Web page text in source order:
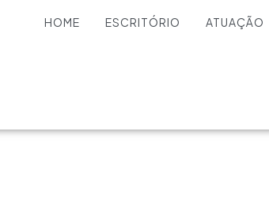
HOME ESCRITÓRIO ATUAÇÃO